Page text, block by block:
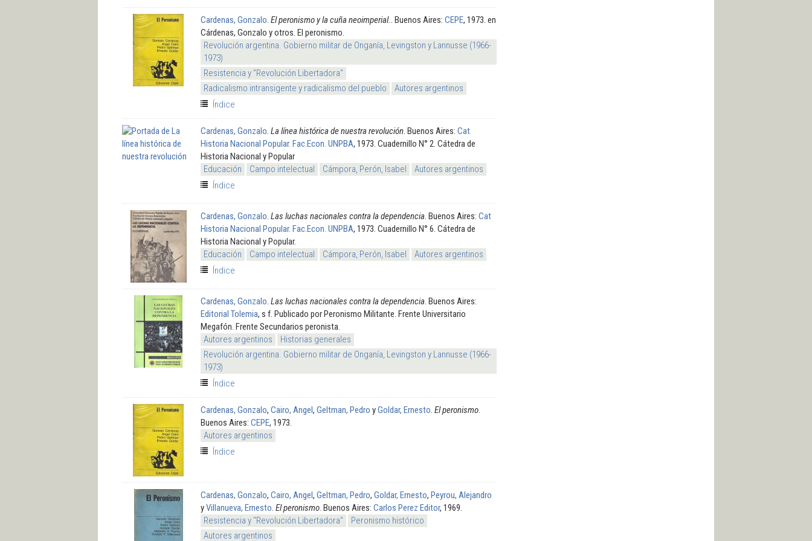
Cardenas, Gonzalo El peronismo y la cuña neoimperial. . Buenos Aires: CEPE, 1973. en
Cárdenas, Gonzalo y otros. El peronismo.
Revolución argentina. Gobierno militar de Onganía, Levingston y Lannusse (1966-
1973)
Resistencia y "Revolución Libertadora"
Radicalismo intransigente y radicalismo del pueblo
Autores argentinos
Índice
Cardenas, Gonzalo La línea histórica de nuestra revolución . Buenos Aires: Cat
Historia Nacional Popular. Fac.Econ. UNPBA, 1973. Cuadernillo N° 2. Cátedra de
Historia Nacional y Popular
Educación
Campo intelectual Cámpora, Perón, Isabel
Autores argentinos
Índice
Cardenas, Gonzalo Las luchas nacionales contra la dependencia . Buenos Aires: Cat
Historia Nacional Popular. Fac.Econ. UNPBA, 1973. Cuadernillo N° 6. Cátedra de
Historia Nacional y Popular.
Educación
Campo intelectual Cámpora, Perón, Isabel
Autores argentinos
Índice
Cardenas, Gonzalo Las luchas nacionales contra la dependencia . Buenos Aires:
Editorial Tolemia, s f. Publicado por Peronismo Militante. Frente Universitario
Megafón. Frente Secundarios peronista.
Autores argentinos
Historias generales
Revolución argentina. Gobierno militar de Onganía, Levingston y Lannusse (1966-
1973)
Índice
Cardenas, Gonzalo, Cairo, Angel, Geltman, Pedro yGoldar, Ernesto El peronismo
Buenos Aires: CEPE, 1973.
Autores argentinos
Índice
Cardenas, Gonzalo, Cairo, Angel, Geltman, Pedro, Goldar, Ernesto, Peyrou, Alejandro
yVillanueva, Ernesto El peronismo . Buenos Aires: Carlos Perez Editor, 1969.
Resistencia y "Revolución Libertadora"
Peronismo histórico
Autores argentinos